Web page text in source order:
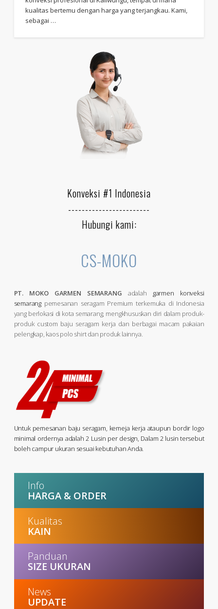
kualitas bertemu dengan harga yang terjangkau. Kami,
sebagai …
Konveksi #1 Indonesia
------------------------
Hubungi kami:
CS-MOKO
PT. MOKO GARMEN SEMARANG adalah garmen konveksi
semarangpemesanan seragam Premium terkemuka di Indonesia
yang berlokasi di kota semarang, mengkhususkan diri dalam produk-
produk custom baju seragam kerja dan berbagai macam pakaian
pelengkap, kaos polo shirt dan produk lainnya.
Untuk pemesanan baju seragam, kemeja kerja ataupun bordir logo
minimal ordernya adalah 2 Lusin per design, Dalam 2 lusin tersebut
boleh campur ukuran sesuai kebutuhan Anda.
Info
HARGA & ORDER
Kualitas
KAIN
Panduan
SIZE UKURAN
News
UPDATE